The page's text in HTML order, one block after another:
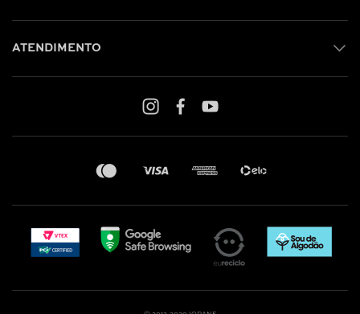
ATENDIMENTO
Whatsapp: (31) 97219-6604
Nossas Lojas